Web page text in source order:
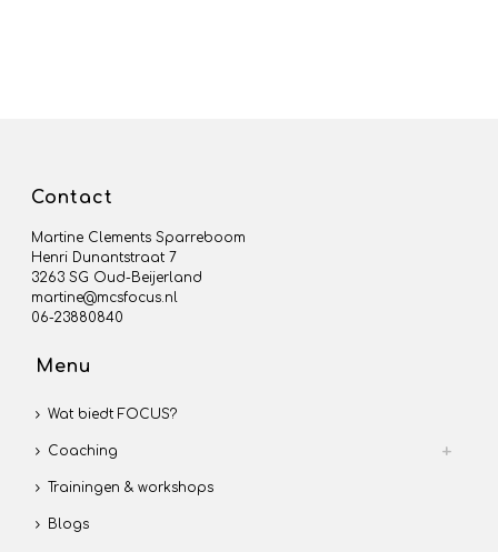
Contact
Martine Clements Sparreboom
Henri Dunantstraat 7
3263 SG Oud-Beijerland
martine@mcsfocus.nl
06-23880840
Menu
Wat biedt FOCUS?
Coaching
Trainingen & workshops
Blogs